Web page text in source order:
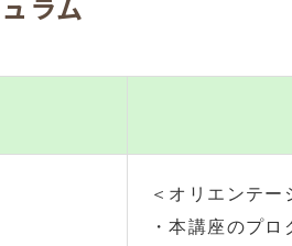
＜オリエンテー
・本講座のプ